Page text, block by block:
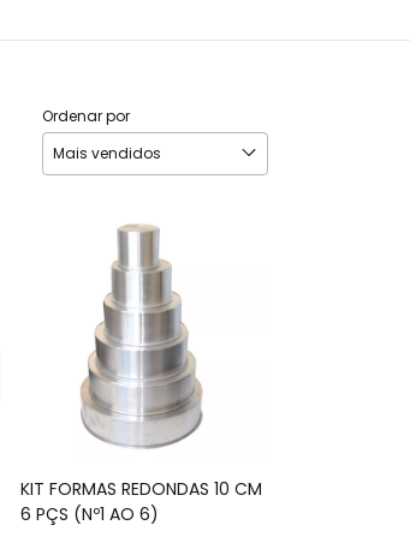
Ordenar por
KIT FORMAS REDONDAS 10 CM
6 PÇS (Nº1 AO 6)